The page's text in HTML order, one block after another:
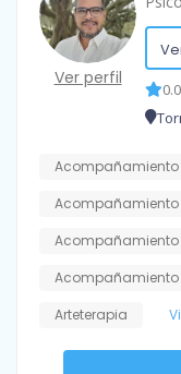
Ver perfil
Acompañamiento
Acompañamiento
Arteterapia